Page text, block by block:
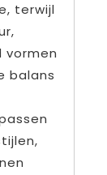
terwijl
vormen
balans